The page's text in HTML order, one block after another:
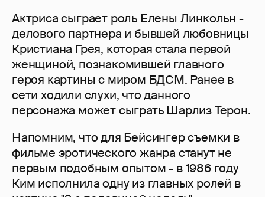
Актриса сыграет роль Елены Линкольн -
делового партнера и бывшей любовницы
Кристиана Грея, которая стала первой
женщиной, познакомившей главного
героя картины с миром БДСМ. Ранее в
сети ходили слухи, что данного
персонажа может сыграть Шарлиз Терон.
Напомним, что для Бейсингер съемки в
фильме эротического жанра станут не
первым подобным опытом - в 1986 году
Ким исполнила одну из главных ролей в